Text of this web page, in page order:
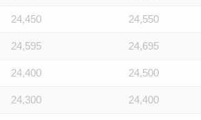
24,450 24,550
24,595 24,695
24,400 24,500
24,300 24,400